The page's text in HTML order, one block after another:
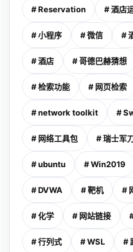
# Reservation # 酒店
# 小程序 # 微信 #
# 酒店 # 哥德巴赫猜想
# 检索功能 # 网页检索
# network toolkit #
# 网络工具包 # 瑞士军
# ubuntu # Win2019
# DVWA # 靶机 #
# 化学 # 网站链接
# 行列式 # WSL #